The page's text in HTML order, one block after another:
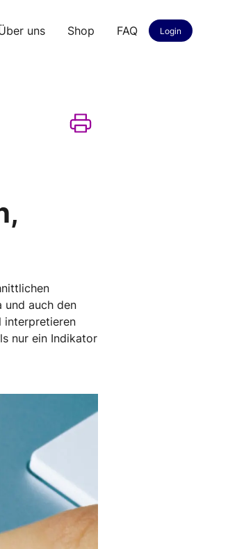
uns Shop FAQ Login
und auch den
interpretieren
nur ein Indikator